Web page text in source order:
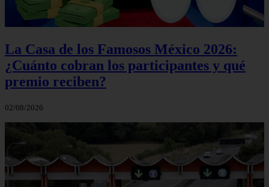
La Casa de los Famosos México 2026:
¿Cuánto cobran los participantes y qué
premio reciben?
02/08/2026